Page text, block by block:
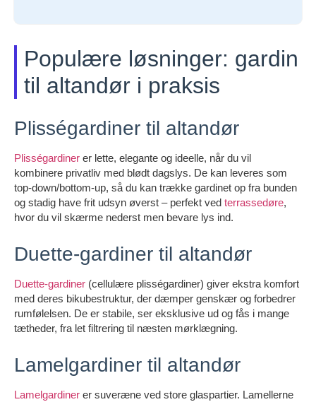
Populære løsninger: gardin
til altandør i praksis
Plisségardiner til altandør
Plisségardiner er lette, elegante og ideelle, når du vil
kombinere privatliv med blødt dagslys. De kan leveres som
top-down/bottom-up, så du kan trække gardinet op fra bunden
og stadig have frit udsyn øverst – perfekt ved terrassedøre,
hvor du vil skærme nederst men bevare lys ind.
Duette-gardiner til altandør
Duette-gardiner (cellulære plisségardiner) giver ekstra komfort
med deres bikubestruktur, der dæmper genskær og forbedrer
rumfølelsen. De er stabile, ser eksklusive ud og fås i mange
tætheder, fra let filtrering til næsten mørklægning.
Lamelgardiner til altandør
Lamelgardiner er suveræne ved store glaspartier. Lamellerne